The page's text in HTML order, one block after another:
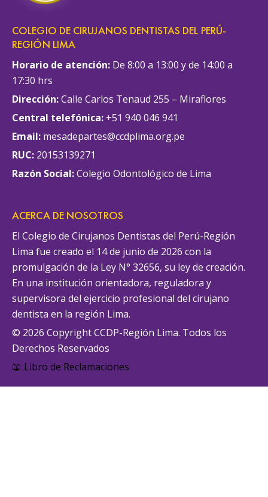
COLEGIO DE CIRUJANOS DENTISTAS DEL PERÚ-
REGIÓN LIMA
Horario de atención: De 8:00 a 13:00 y de 14:00 a
17:30 hrs
Dirección:Calle Carlos Tenaud 255 – Miraflores
Central telefónica: +51 940 046 941
Email: mesadepartes@ccdplima.org.pe
RUC: 20153139271
Razón Social:Colegio Odontológico de Lima
ACERCA DE NOSOTROS
El Colegio de Cirujanos Dentistas del Perú-Región
Lima fue creado el 14 de junio de 2026 con la
promulgación de la Ley N° 32656, su ley de creación.
En una institución orientadora, reguladora y
supervisora del ejercicio profesional del cirujano
dentista en la región Lima.
© 2026 Copyright CCDP-Región Lima. Todos los
Derechos Reservados
📖 Libro de Reclamaciones